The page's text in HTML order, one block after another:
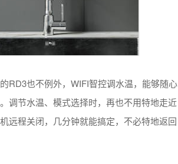
也不例外，WIFI智控调水温，能够随心
调节水温、模式选择时，再也不用特地走近
远程关闭，几分钟就能搞定，不必特地返回